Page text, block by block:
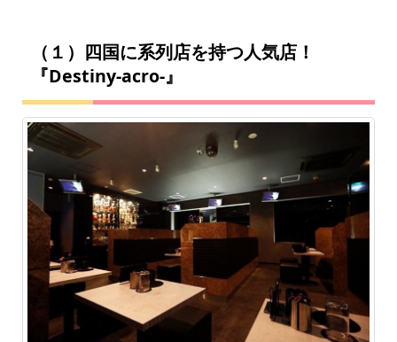
（１）四国に系列店を持つ人気店！
『Destiny-acro-』